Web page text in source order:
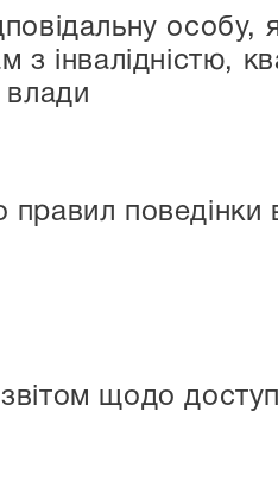
з інвалідністю,
влади
правил поведінки
щодо